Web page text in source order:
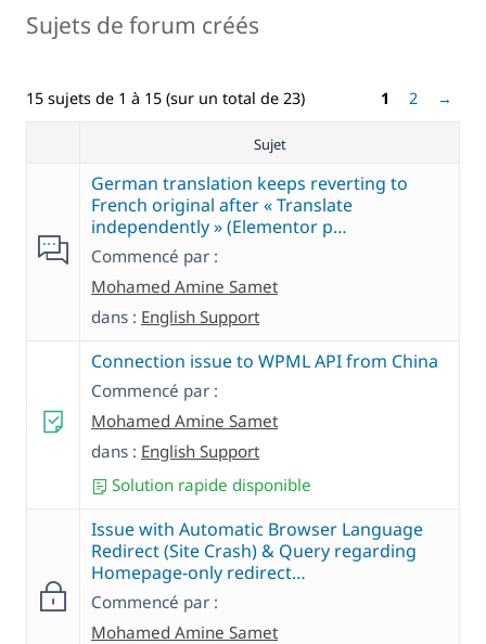
Sujets de forum créés
15 sujets de 1 à 15 (sur un total de 23) 1 2 →
Sujet
German translation keeps reverting to
French original after « Translate
independently » (Elementor p…
Commencé par :
Mohamed Amine Samet
dans : English Support
Connection issue to WPML API from China
Commencé par :
Mohamed Amine Samet
dans : English Support
Solution rapide disponible
Issue with Automatic Browser Language
Redirect (Site Crash) & Query regarding
Homepage-only redirect…
Commencé par :
Mohamed Amine Samet